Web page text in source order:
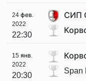
24 фев.
2022
22:30
СИП
15 янв.
2022
20:30
Span